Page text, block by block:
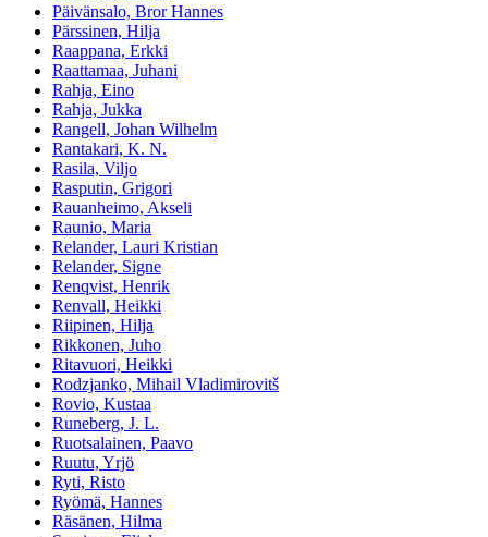
Päivänsalo, Bror Hannes
Pärssinen, Hilja
Raappana, Erkki
Raattamaa, Juhani
Rahja, Eino
Rahja, Jukka
Rangell, Johan Wilhelm
Rantakari, K. N.
Rasila, Viljo
Rasputin, Grigori
Rauanheimo, Akseli
Raunio, Maria
Relander, Lauri Kristian
Relander, Signe
Renqvist, Henrik
Renvall, Heikki
Riipinen, Hilja
Rikkonen, Juho
Ritavuori, Heikki
Rodzjanko, Mihail Vladimirovitš
Rovio, Kustaa
Runeberg, J. L.
Ruotsalainen, Paavo
Ruutu, Yrjö
Ryti, Risto
Ryömä, Hannes
Räsänen, Hilma